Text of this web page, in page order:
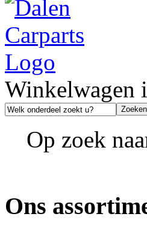
Winkelwagen
Op zoek
Ons